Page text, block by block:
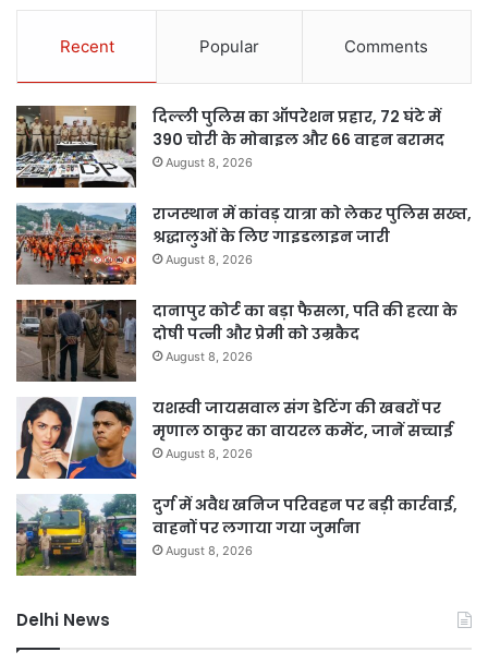
Recent Popular Comments
दिल्ली पुलिस का ऑपरेशन प्रहार, 72 घंटे में
390 चोरी के मोबाइल और 66 वाहन बरामद
August 8, 2026
राजस्थान में कांवड़ यात्रा को लेकर पुलिस सख्त,
श्रद्धालुओं के लिए गाइडलाइन जारी
August 8, 2026
दानापुर कोर्ट का बड़ा फैसला, पति की हत्या के
दोषी पत्नी और प्रेमी को उम्रकैद
August 8, 2026
यशस्वी जायसवाल संग डेटिंग की खबरों पर
मृणाल ठाकुर का वायरल कमेंट, जानें सच्चाई
August 8, 2026
दुर्ग में अवैध खनिज परिवहन पर बड़ी कार्रवाई,
वाहनों पर लगाया गया जुर्माना
August 8, 2026
Delhi News